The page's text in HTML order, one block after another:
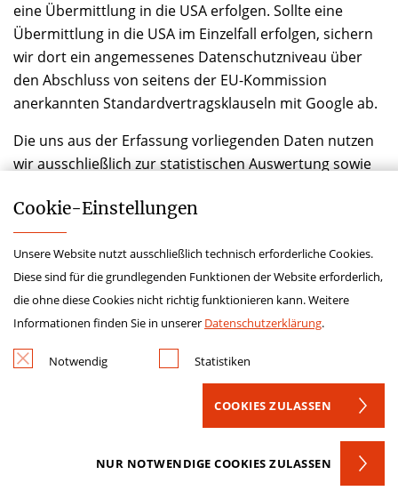
eine Übermittlung in die USA erfolgen. Sollte eine
Übermittlung in die USA im Einzelfall erfolgen, sichern
wir dort ein angemessenes Datenschutzniveau über
den Abschluss von seitens der EU-Kommission
anerkannten Standardvertragsklauseln mit Google ab.
Die uns aus der Erfassung vorliegenden Daten nutzen
wir ausschließlich zur statistischen Auswertung sowie
Darüber hinaus findet keine Verarbeitung statt.
Sie können die Verwendung der Cookies durch eine
entsprechende Einstellung Ihrer Browser Software
verhindern (sog. Opt-Out-Cookie). Es kann jedoch sein,
dass Sie in diesem Fall gegebenenfalls nicht sämtliche
können.
Wenn Sie mit der Speicherung und Auswertung dieser
Daten aus Ihrem Besuch nicht einverstanden sind,
nachfolgend per Mausklick jederzeit widersprechen.
Cookie-­Einstellungen
Unsere Website nutzt ausschließlich technisch erforderliche Cookies.
Diese sind für die grundlegenden Funktionen der Website erforderlich,
die ohne diese Cookies nicht richtig funktionieren kann. Weitere
Informationen finden Sie in unserer Datenschutzerklärung.
Notwendig Statistiken
COOKIES ZULASSEN
NUR NOTWENDIGE COOKIES ZULASSEN